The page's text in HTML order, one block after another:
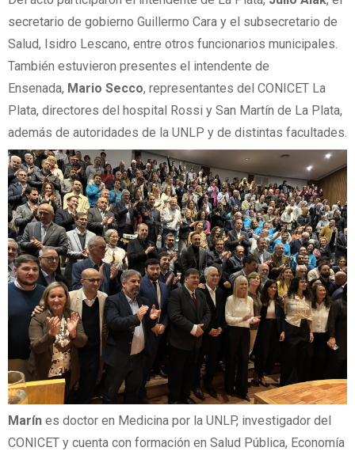
secretario de gobierno Guillermo Cara y el subsecretario de
Salud, Isidro Lescano, entre otros funcionarios municipales.
También estuvieron presentes el intendente de
Ensenada, Mario Secco, representantes del CONICET La
Plata, directores del hospital Rossi y San Martín de La Plata,
además de autoridades de la UNLP y de distintas facultades.
Marín es doctor en Medicina por la UNLP, investigador del
CONICET y cuenta con formación en Salud Pública, Economía